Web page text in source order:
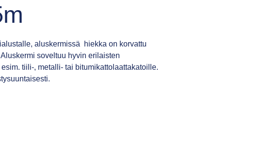
aluskermissä hiekka on korvattu
soveltuu hyvin erilaisten
tiili-, metalli- tai bitumikattolaattakatoille.